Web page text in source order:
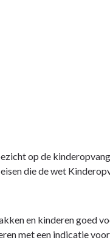
op de
die de wet
en kinderen goed
met een indicatie